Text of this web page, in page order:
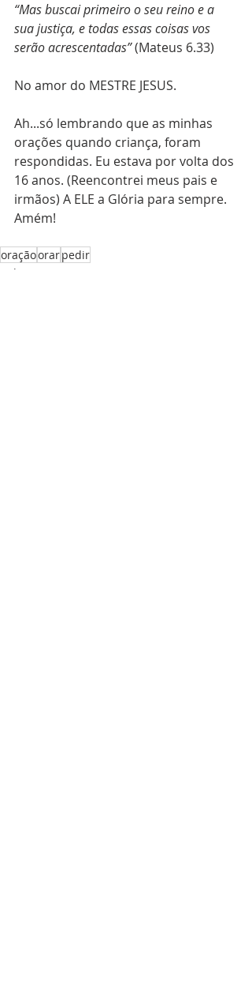
“Mas buscai primeiro o seu reino e a
sua justiça, e todas essas coisas vos
serão acrescentadas” (Mateus 6.33)
No amor do MESTRE JESUS.
Ah...só lembrando que as minhas
orações quando criança, foram
respondidas. Eu estava por volta dos
16 anos. (Reencontrei meus pais e
irmãos) A ELE a Glória para sempre.
Amém!
oraçãoorarpedir
Vida